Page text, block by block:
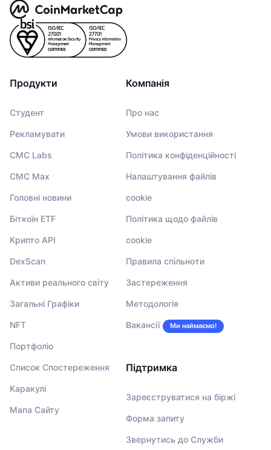
Продукти
Студент
Рекламувати
CMC Labs
CMC Max
Головні новини
Біткоїн ETF
Крипто API
DexScan
Активи реального світу
Загальні Графіки
NFT
Портфоліо
Список Спостереження
Каракулі
Мапа Сайту
Компанія
Про нас
Умови використання
Політика конфіденційності
Налаштування файлів
cookie
Політика щодо файлів
cookie
Правила спільноти
Застереження
Методологія
Вакансії Ми наймаємо!
Підтримка
Зареєструватися на біржі
Форма запиту
Звернутись до Служби